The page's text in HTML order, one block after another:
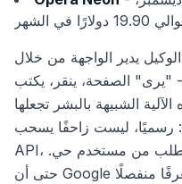
يدير الواجهة من خلال
"يرى" الصفحة، ينقر، يكتب
الشبيهة بالبشر تجعلها
رسميًا، ليست زاحفًا يسحب
API، بل جلسة لمتصفح حقيقي، وراءها طلب من مستخدم حي.